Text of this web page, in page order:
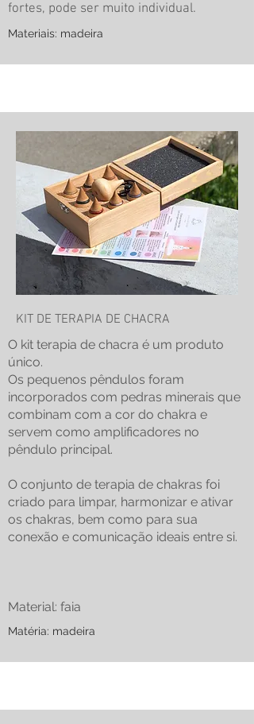
fortes, pode ser muito individual.
Materiais: madeira
KIT DE TERAPIA DE CHACRA
O kit terapia de chacra é um produto
único.
Os pequenos pêndulos foram
incorporados com pedras minerais que
combinam com a cor do chakra e
servem como amplificadores no
pêndulo principal.
O conjunto de terapia de chakras foi
criado para limpar, harmonizar e ativar
os chakras, bem como para sua
conexão e comunicação ideais entre si.
Material: faia
Matéria: madeira